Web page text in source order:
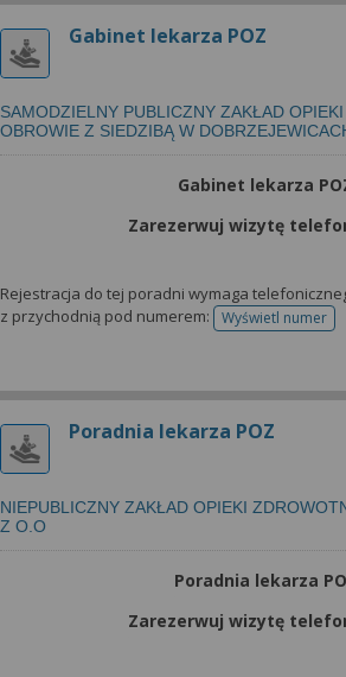
Gabinet lekarza POZ
SAMODZIELNY PUBLICZNY ZAKŁAD
OBROWIE Z SIEDZIBĄ W
Gabinet lekarza
Zarezerwuj wizytę
Rejestracja do tej poradni wymaga
z przychodnią pod numerem:
Wyświetl numer
telefonu
Poradnia lekarza POZ
NIEPUBLICZNY ZAKŁAD OPIEKI
Z O.O
Poradnia lekarza
Zarezerwuj wizytę